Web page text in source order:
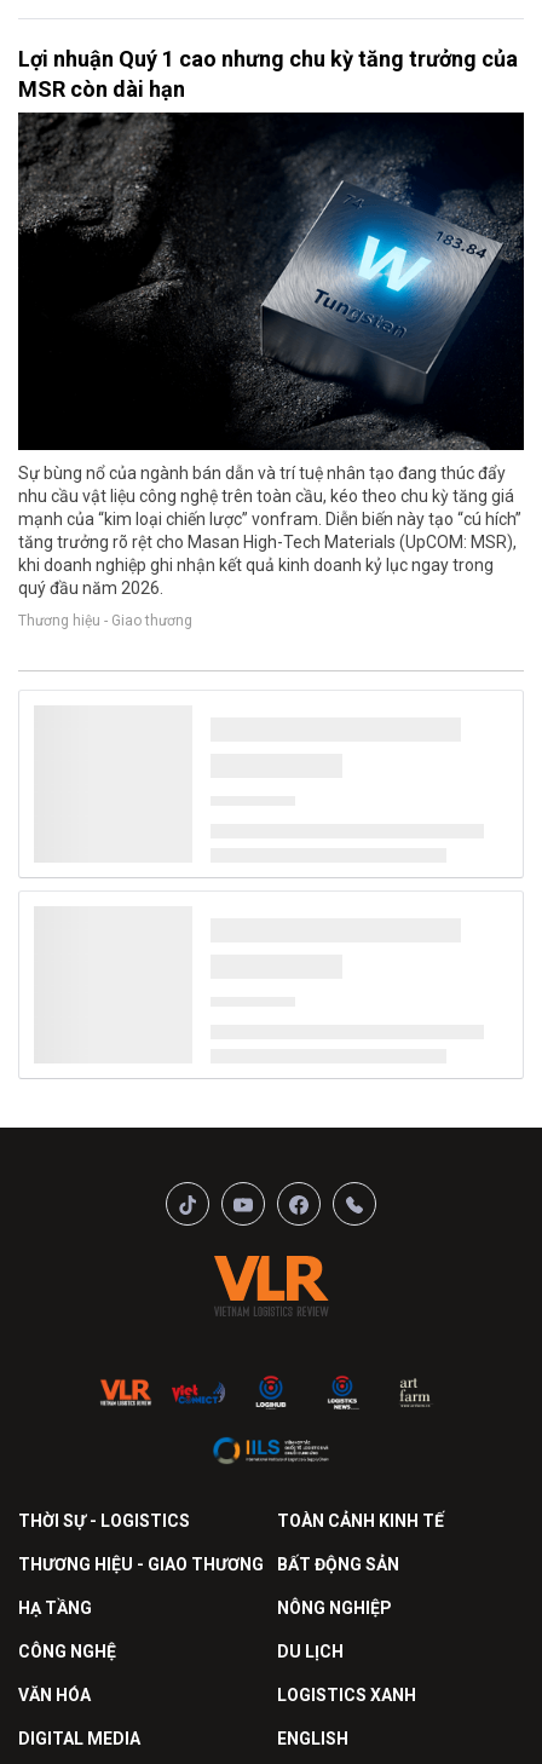
Lợi nhuận Quý 1 cao nhưng chu kỳ tăng trưởng của
MSR còn dài hạn
Sự bùng nổ của ngành bán dẫn và trí tuệ nhân tạo đang thúc đẩy
nhu cầu vật liệu công nghệ trên toàn cầu, kéo theo chu kỳ tăng giá
mạnh của “kim loại chiến lược” vonfram. Diễn biến này tạo “cú hích”
tăng trưởng rõ rệt cho Masan High-Tech Materials (UpCOM: MSR),
khi doanh nghiệp ghi nhận kết quả kinh doanh kỷ lục ngay trong
quý đầu năm 2026.
Thương hiệu - Giao thương
THỜI SỰ - LOGISTICS TOÀN CẢNH KINH TẾ
THƯƠNG HIỆU - GIAO THƯƠNG BẤT ĐỘNG SẢN
HẠ TẦNG NÔNG NGHIỆP
CÔNG NGHỆ DU LỊCH
VĂN HÓA LOGISTICS XANH
DIGITAL MEDIA ENGLISH